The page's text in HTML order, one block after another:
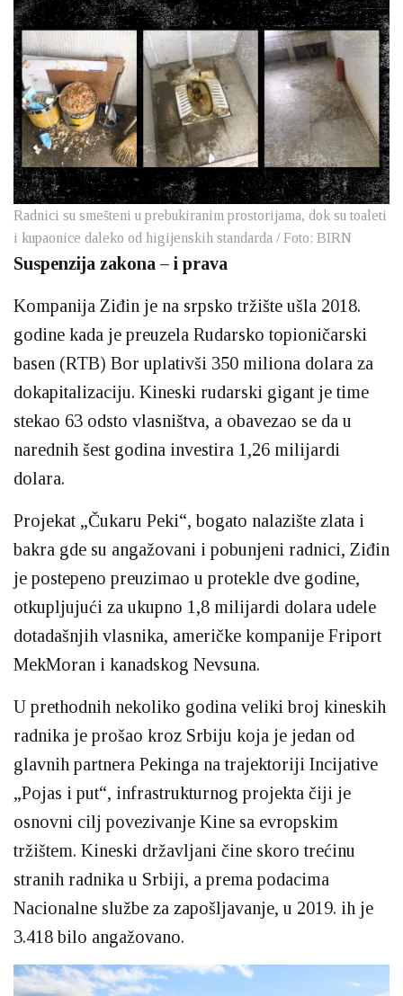
Radnici su smešteni u prebukiranim prostorijama, dok su toaleti
i kupaonice daleko od higijenskih standarda / Foto: BIRN
Suspenzija zakona – i prava
Kompanija Ziđin je na srpsko tržište ušla 2018.
godine kada je preuzela Rudarsko topioničarski
basen (RTB) Bor uplativši 350 miliona dolara za
dokapitalizaciju. Kineski rudarski gigant je time
stekao 63 odsto vlasništva, a obavezao se da u
narednih šest godina investira 1,26 milijardi
dolara.
Projekat „Čukaru Peki“, bogato nalazište zlata i
bakra gde su angažovani i pobunjeni radnici, Ziđin
je postepeno preuzimao u protekle dve godine,
otkupljujući za ukupno 1,8 milijardi dolara udele
dotadašnjih vlasnika, američke kompanije Friport
MekMoran i kanadskog Nevsuna.
U prethodnih nekoliko godina veliki broj kineskih
radnika je prošao kroz Srbiju koja je jedan od
glavnih partnera Pekinga na trajektoriji Incijative
„Pojas i put“, infrastrukturnog projekta čiji je
osnovni cilj povezivanje Kine sa evropskim
tržištem. Kineski državljani čine skoro trećinu
stranih radnika u Srbiji, a prema podacima
Nacionalne službe za zapošljavanje, u 2019. ih je
3.418 bilo angažovano.